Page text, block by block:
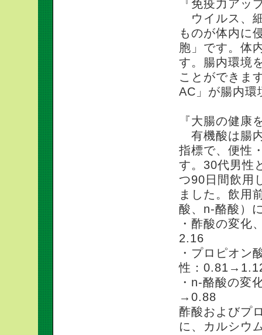
『免疫力アッ
ウイルス、
ものが体内に
胞」です。体
す。腸内環境
ことができま
AC」が腸内環
『大腸の健康
有機酸は腸
指標で、便性
す。30代男性
つ90日間飲用
ました。飲用
酸、n-酪酸）
・酢酸の変
2.16
・プロピオ
性：
・n-酪酸の
→0.88
酢酸およびプ
に、カルシウ